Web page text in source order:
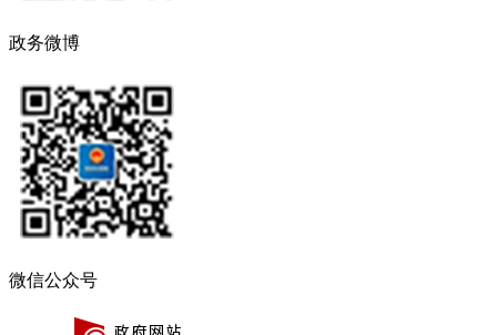
政务微博
微信公众号